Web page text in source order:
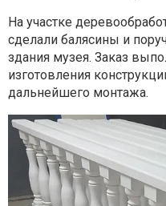
На участке
сделали балясины и
здания музея. Заказ
изготовления
дальнейшего монтажа.